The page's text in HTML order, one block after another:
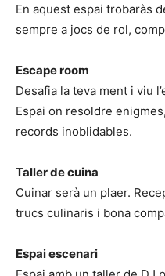
En aquest espai trobaràs
sempre a jocs de rol,
Escape room
Desafia la teva ment i viu
Espai on resoldre
records inoblidables.
Taller de cuina
Cuinar serà un plaer.
trucs culinaris i bona
Espai escenari